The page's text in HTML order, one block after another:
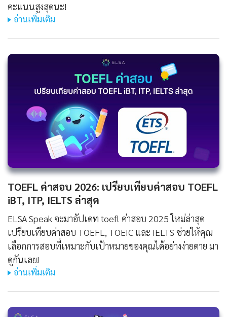
คะแนนสูงสุดนะ!
อ่านเพิ่มเติม
TOEFL ค่าสอบ 2026: เปรียบเทียบค่าสอบ TOEFL
iBT, ITP, IELTS ล่าสุด
ELSA Speak จะมาอัปเดท toefl ค่าสอบ 2025 ใหม่ล่าสุด
เปรียบเทียบค่าสอบ TOEFL, TOEIC และ IELTS ช่วยให้คุณ
เลือกการสอบที่เหมาะกับเป้าหมายของคุณได้อย่างง่ายดาย มา
ดูกันเลย!
อ่านเพิ่มเติม